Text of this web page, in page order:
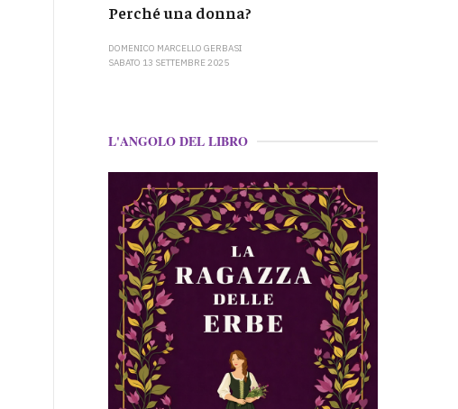
Perché una donna?
DOMENICO MARCELLO GERBASI
SABATO 13 SETTEMBRE 2025
L'ANGOLO DEL LIBRO